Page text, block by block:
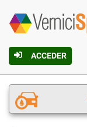
ACCEDER